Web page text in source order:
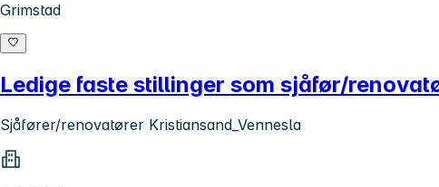
Grimstad
Ledige faste stillinger som sjåfør/
Sjåfører/renovatører Kristiansand_Vennesla